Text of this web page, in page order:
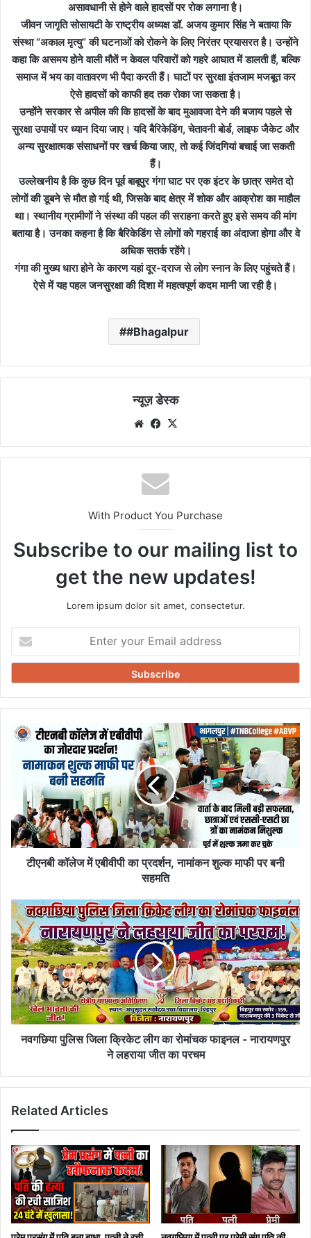
असावधानी से होने वाले हादसों पर रोक लगाना है।
जीवन जागृति सोसायटी के राष्ट्रीय अध्यक्ष डॉ. अजय कुमार सिंह ने बताया कि
संस्था “अकाल मृत्यु” की घटनाओं को रोकने के लिए निरंतर प्रयासरत है। उन्होंने
कहा कि असमय होने वाली मौतें न केवल परिवारों को गहरे आघात में डालती हैं, बल्कि
समाज में भय का वातावरण भी पैदा करती हैं। घाटों पर सुरक्षा इंतजाम मजबूत कर
ऐसे हादसों को काफी हद तक रोका जा सकता है।
उन्होंने सरकार से अपील की कि हादसों के बाद मुआवजा देने की बजाय पहले से
सुरक्षा उपायों पर ध्यान दिया जाए। यदि बैरिकेडिंग, चेतावनी बोर्ड, लाइफ जैकेट और
अन्य सुरक्षात्मक संसाधनों पर खर्च किया जाए, तो कई जिंदगियां बचाई जा सकती
हैं।
उल्लेखनीय है कि कुछ दिन पूर्व बाबूपुर गंगा घाट पर एक इंटर के छात्र समेत दो
लोगों की डूबने से मौत हो गई थी, जिसके बाद क्षेत्र में शोक और आक्रोश का माहौल
था। स्थानीय ग्रामीणों ने संस्था की पहल की सराहना करते हुए इसे समय की मांग
बताया है। उनका कहना है कि बैरिकेडिंग से लोगों को गहराई का अंदाजा होगा और वे
अधिक सतर्क रहेंगे।
गंगा की मुख्य धारा होने के कारण यहां दूर-दराज से लोग स्नान के लिए पहुंचते हैं।
ऐसे में यह पहल जनसुरक्षा की दिशा में महत्वपूर्ण कदम मानी जा रही है।
#Bhagalpur
न्यूज़ डेस्क
WebsiteFacebook
With Product You Purchase
Subscribe to our mailing list to
get the new updates!
Lorem ipsum dolor sit amet, consectetur.
your
Email
टीएनबी
कॉलेज
एबीवीपी
प्रदर्शन,
नामांकन
शुल्क
माफी
टीएनबी कॉलेज में एबीवीपी का प्रदर्शन, नामांकन शुल्क माफी पर बनी
सहमति
नवगछिया
पुलिस
जिला
क्रिकेट
लीग
का
रोमांचक
फाइनल
-
नारायणपुर
परचम
नवगछिया पुलिस जिला क्रिकेट लीग का रोमांचक फाइनल - नारायणपुर
ने लहराया जीत का परचम
Related Articles